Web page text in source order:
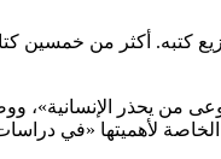
أكثر من خمسين
من يحذر
لأهميتها «في